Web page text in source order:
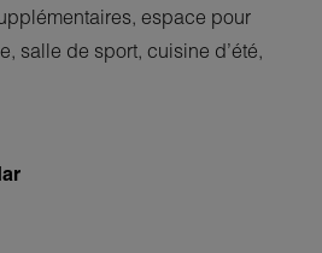
espace pour
salle de sport, cuisine d’été,